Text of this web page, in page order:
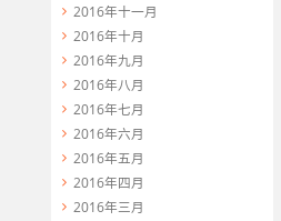
2016年十一月
2016年十月
2016年九月
2016年八月
2016年七月
2016年六月
2016年五月
2016年四月
2016年三月